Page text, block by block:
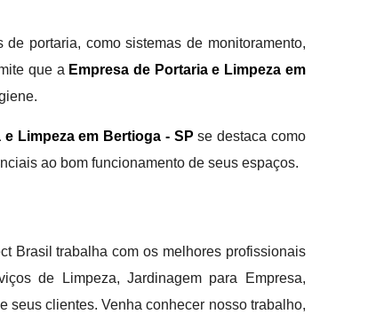
portaria, como sistemas de monitoramento,
que a Empresa de Portaria e Limpeza em
e Limpeza em Bertioga - SPse destaca como
ao bom funcionamento de seus espaços.
Brasil trabalha com os melhores profissionais
de Limpeza, Jardinagem para Empresa,
seus clientes. Venha conhecer nosso trabalho,